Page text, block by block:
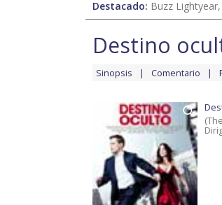
Destacado: Buzz
Destino
Sinopsis Comentario